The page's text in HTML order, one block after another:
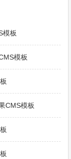
模板
模板
CMS模板